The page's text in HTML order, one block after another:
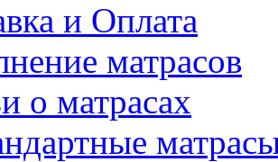
и Оплата
матрасов
о матрасах